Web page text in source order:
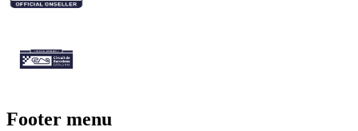
Footer menu